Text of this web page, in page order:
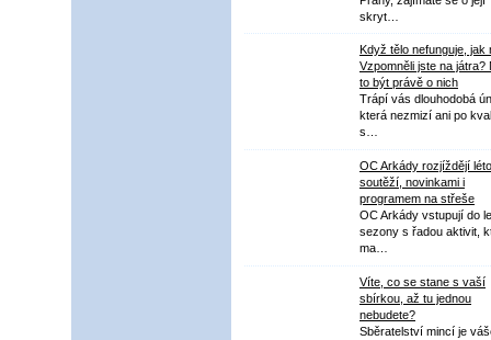
skryt…
Když tělo nefunguje, jak
Vzpomněli jste na játra?
to být právě o nich
Trápí vás dlouhodobá
která nezmizí ani po
s…
OC Arkády rozjíždějí léto
soutěží, novinkami i
programem na střeše
OC Arkády vstupují do
sezony s řadou aktivit,
ma…
Víte, co se stane s vaší
sbírkou, až tu jednou
nebudete?
Sběratelství mincí je